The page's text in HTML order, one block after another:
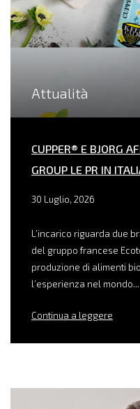
Attualità
CUPPER® E BJORG
GROUP LE PR IN
30 Luglio, 2026
L’incarico riguarda due
del gruppo francese
produzione di alimenti
l’esperienza nel mondo...
Continua a leggere